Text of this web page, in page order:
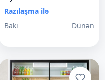
Razılaşma ilə
Bakı
Dünən